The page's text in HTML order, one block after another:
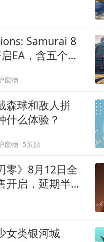
Samurai 8
EA，含五个主
废物
森球和敌人拼
什么体验？
废物 5跟贴
零》8月12日全
开启，延期半年
？
女类银河城